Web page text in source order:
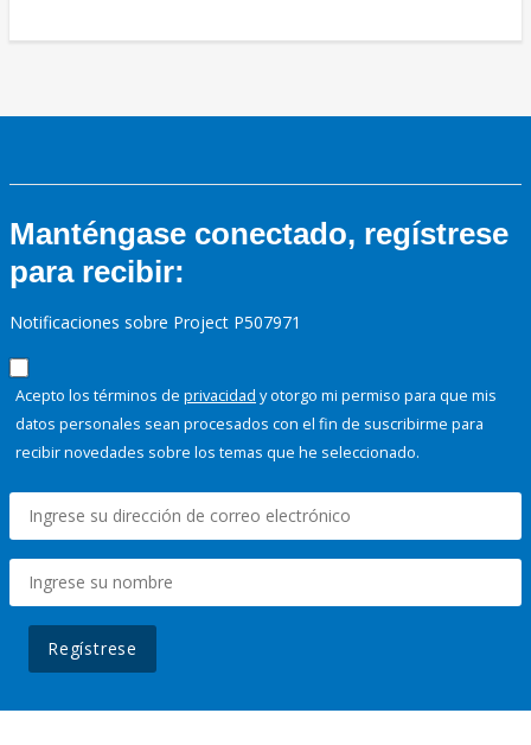
Manténgase conectado, regístrese
para recibir:
Notificaciones sobre Project P507971
Acepto los términos de privacidad y otorgo mi permiso para que mis
datos personales sean procesados con el fin de suscribirme para
recibir novedades sobre los temas que he seleccionado.
Regístrese